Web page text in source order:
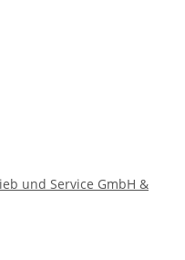
und Service GmbH &